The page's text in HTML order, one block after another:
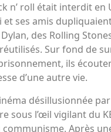
n’ roll était interdit en
et ses amis
des Rolling
Sur fond de
ils
d’une autre vie.
désillusionnée
sous l’œil vigilant du
Après